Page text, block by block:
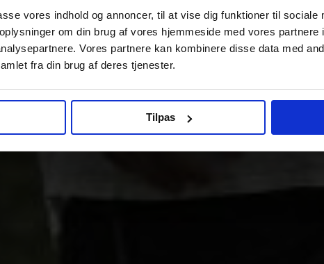
vores indhold og annoncer, til at vise dig funktioner til sociale
om din brug af vores hjemmeside med vores partnere
Vores partnere kan kombinere disse data med
fra din brug af deres tjenester.
Tilpas